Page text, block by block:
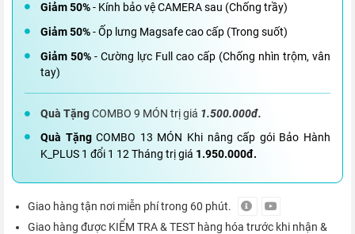
Giảm 50%- Kính bảo vệ CAMERA sau (Chống trầy)
Giảm 50%- Ốp lưng Magsafe cao cấp (Trong suốt)
Giảm 50% - Cường lực Full cao cấp (Chống nhìn trộm, vân
tay)
Quà TặngCOMBO 9 MÓN trị giá 1.500.000đ.
Quà TặngCOMBO 13 MÓN Khi nâng cấp gói Bảo Hành
K_PLUS 1 đổi 1 12 Tháng trị giá 1.950.000đ.
Giao hàng tận nơi miễn phí trong 60 phút.
Giao hàng được KIỂM TRA & TEST hàng hóa trước khi nhận &